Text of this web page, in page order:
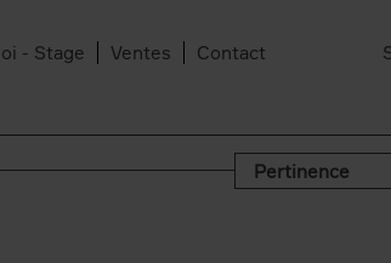
- Stage Ventes Contact
Pertinence